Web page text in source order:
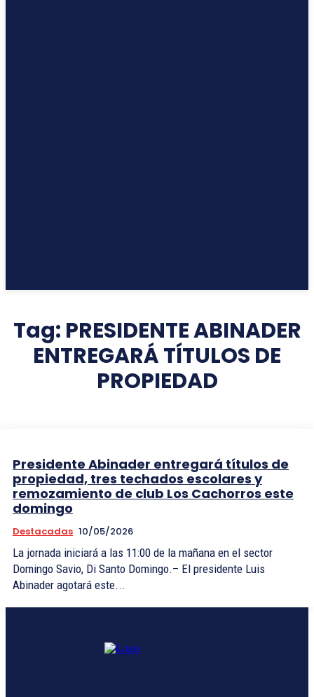
Tag: PRESIDENTE ABINADER
ENTREGARÁ TÍTULOS DE
PROPIEDAD
Presidente Abinader entregará títulos de
propiedad, tres techados escolares y
remozamiento de club Los Cachorros este
domingo
Destacadas 10/05/2026
La jornada iniciará a las 11:00 de la mañana en el sector
Domingo Savio, Di Santo Domingo.– El presidente Luis
Abinader agotará este...